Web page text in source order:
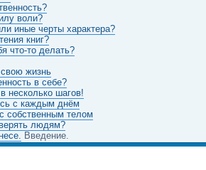
воли?
иные черты характера?
книг?
что-то делать?
свою жизнь
в себе?
несколько шагов!
с каждым днём
собственным телом
людям?
Введение.